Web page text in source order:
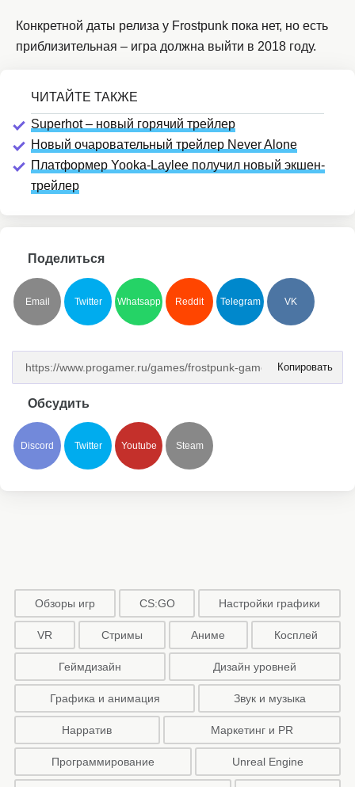
Конкретной даты релиза у Frostpunk пока нет, но есть
приблизительная – игра должна выйти в 2018 году.
Superhot – новый горячий трейлер
Новый очаровательный трейлер Never Alone
Платформер Yooka-Laylee получил новый экшен-
трейлер
Поделиться
Email Twitter Whatsapp Reddit Telegram VK
Копировать
Обсудить
Discord Twitter Youtube Steam
Обзоры игр CS:GO Настройки графики
VR Стримы Аниме Косплей
Геймдизайн Дизайн уровней
Графика и анимация Звук и музыка
Нарратив Маркетинг и PR
Программирование Unreal Engine